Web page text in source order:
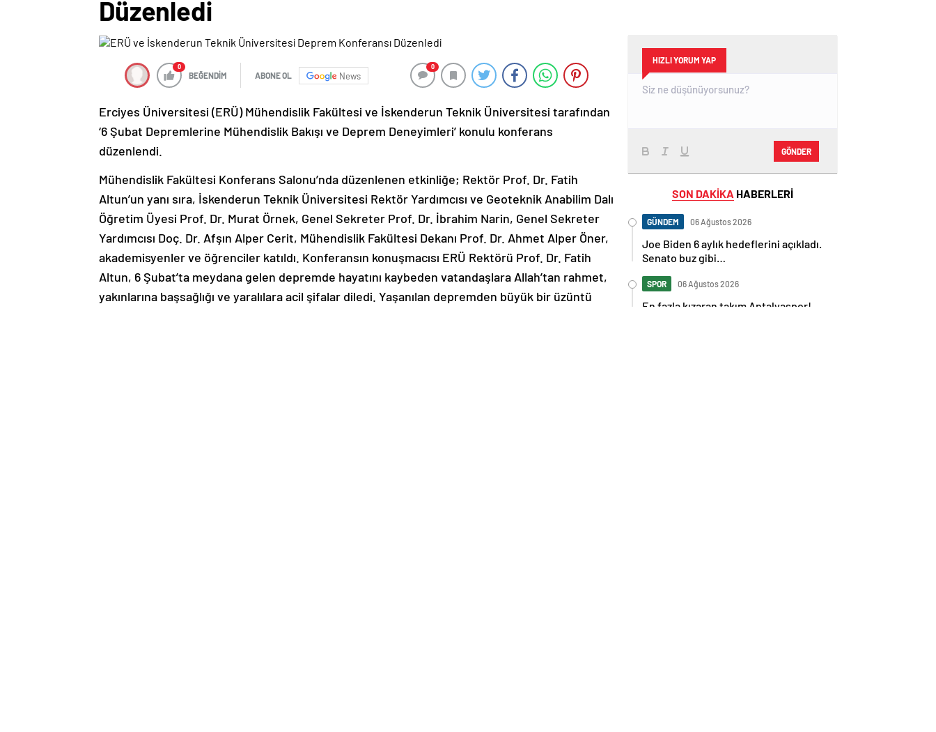
Düzenledi
0
BEĞENDİM ABONE OL News
0
Erciyes Üniversitesi (ERÜ) Mühendislik Fakültesi ve İskenderun Teknik Üniversitesi tarafından
‘6 Şubat Depremlerine Mühendislik Bakışı ve Deprem Deneyimleri’ konulu konferans
düzenlendi.
Mühendislik Fakültesi Konferans Salonu’nda düzenlenen etkinliğe; Rektör Prof. Dr. Fatih
Altun’un yanı sıra, İskenderun Teknik Üniversitesi Rektör Yardımcısı ve Geoteknik Anabilim Dalı
Öğretim Üyesi Prof. Dr. Murat Örnek, Genel Sekreter Prof. Dr. İbrahim Narin, Genel Sekreter
Yardımcısı Doç. Dr. Afşın Alper Cerit, Mühendislik Fakültesi Dekanı Prof. Dr. Ahmet Alper Öner,
akademisyenler ve öğrenciler katıldı. Konferansın konuşmacısı ERÜ Rektörü Prof. Dr. Fatih
Altun, 6 Şubat’ta meydana gelen depremde hayatını kaybeden vatandaşlara Allah’tan rahmet,
yakınlarına başsağlığı ve yaralılara acil şifalar diledi. Yaşanılan depremden büyük bir üzüntü
HIZLI YORUM YAP
GÖNDER
SON DAKİKA HABERLERİ
GÜNDEM 06 Ağustos 2026
Joe Biden 6 aylık hedeflerini açıkladı.
Senato buz gibi…
SPOR 06 Ağustos 2026
En fazla kızaran takım Antalyaspor!